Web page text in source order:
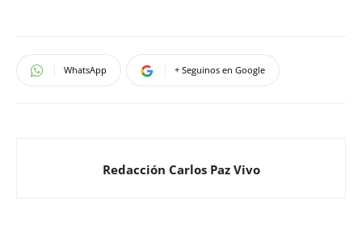
WhatsApp + Seguinos en Google
Redacción Carlos Paz Vivo